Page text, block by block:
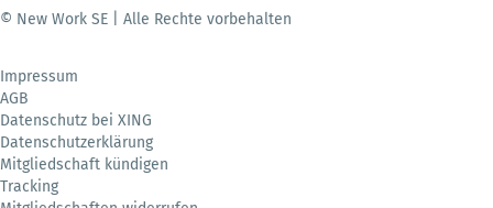
© New Work SE | Alle Rechte vorbehalten
Impressum
AGB
Datenschutz bei XING
Datenschutzerklärung
Mitgliedschaft kündigen
Tracking